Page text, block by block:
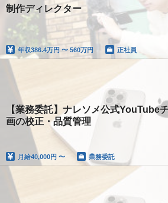
制作ディレクター
年収386.4万円 〜 560万円 正社員
【業務委託】ナレソメ公式YouTube
画の校正・品質管理
月給40,000円 〜 業務委託